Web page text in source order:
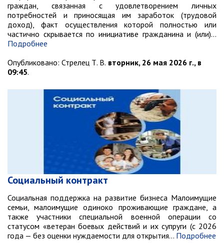
граждан, связанная с удовлетворением личных
потребностей и приносящая им заработок (трудовой
доход), факт осуществления которой полностью или
частично скрывается по инициативе гражданина и (или)…
Подробнее
Опубликовано: Стрелец Т. В. вторник, 26 мая 2026 г., в
09:45.
Социальный контракт
Социальная поддержка на развитие бизнеса Малоимущие
семьи, малоимущие одиноко проживающие граждане, а
также участники специальной военной операции со
статусом «ветеран боевых действий и их супруги (с 2026
года — без оценки нуждаемости для открытия… Подробнее